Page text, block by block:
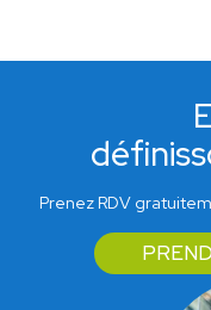
Prenez RDV